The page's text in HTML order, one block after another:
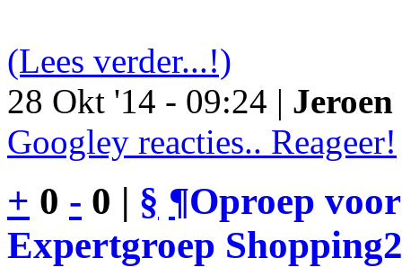
(Lees verder...!)
28 Okt '14 - 09:24 |
Googley reacties.. Reageer!
+ 0 - 0 | § ¶Oproep
Expertgroep